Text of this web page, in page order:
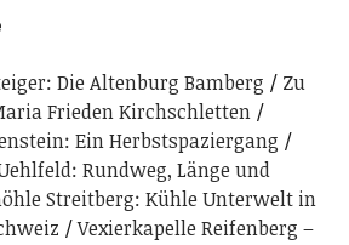
Die Altenburg Bamberg
Zu
Frieden Kirchschletten
Ein Herbstspaziergang
Rundweg, Länge und
Streitberg: Kühle Unterwelt in
Vexierkapelle Reifenberg –